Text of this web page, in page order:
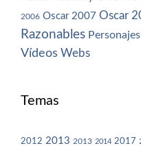
2006 Oscar 2007 Oscar
Razonables Personajes
Vídeos Webs
Temas
2012 2013 2013 2014 2017